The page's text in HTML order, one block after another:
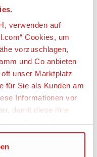
verwenden auf
Cookies, um
vorzuschlagen,
und Co anbieten
unser Marktplatz
für Sie als Kunden am
Informationen vor
damit diese ihre
um weitere
KG,
unter 3 Jahren
werden